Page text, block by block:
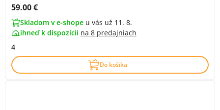
Cena s DPH:
59.00 €
Skladom v e-shope u vás už 11. 8.
ihneď k dispozícii na 8 predajniach
4
Do košíka